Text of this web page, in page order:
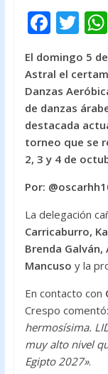
F
ac
e
b
o
o
k
T
itt
er
El domingo 5
Astral el
Danzas
de danzas
destacada
torneo que se
2, 3 y 4 de
Por:
La delegación
Carricaburro,
Brenda
Mancuso y la
En contacto con
Crespo comentó:
hermosísima.
muy alto nivel
Egipto 2027».